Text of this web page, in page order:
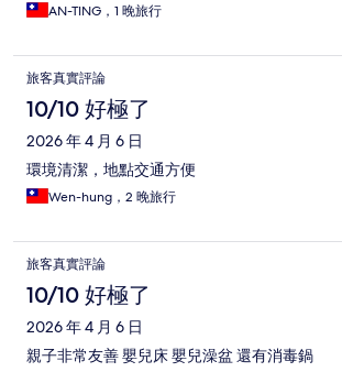
AN-TING，1 晚旅行
旅客真實評論
10/10 好極了
2026 年 4 月 6 日
環境清潔，地點交通方便
Wen-hung，2 晚旅行
旅客真實評論
10/10 好極了
2026 年 4 月 6 日
親子非常友善 嬰兒床 嬰兒澡盆 還有消毒鍋